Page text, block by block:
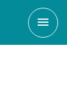
menu